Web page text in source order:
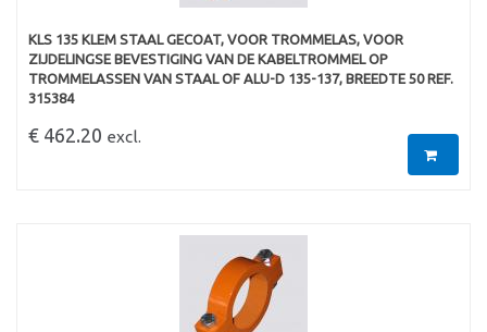
KLS 135 KLEM STAAL GECOAT, VOOR TROMMELAS, VOOR
ZIJDELINGSE BEVESTIGING VAN DE KABELTROMMEL OP
TROMMELASSEN VAN STAAL OF ALU-D 135-137, BREEDTE 50 REF.
315384
€ 462.20 excl.